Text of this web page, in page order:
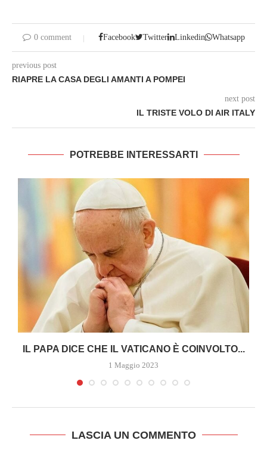
0 comment Facebook Twitter Linkedin Whatsapp
previous post
RIAPRE LA CASA DEGLI AMANTI A POMPEI
next post
IL TRISTE VOLO DI AIR ITALY
POTREBBE INTERESSARTI
IL PAPA DICE CHE IL VATICANO È COINVOLTO...
1 Maggio 2023
LASCIA UN COMMENTO